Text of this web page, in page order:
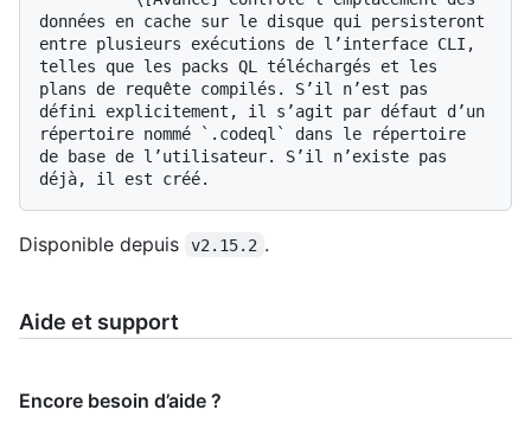
données en cache sur le disque qui persisteront
entre plusieurs exécutions de l’interface CLI,
telles que les packs QL téléchargés et les
plans de requête compilés. S’il n’est pas
défini explicitement, il s’agit par défaut d’un
répertoire nommé `.codeql` dans le répertoire
de base de l’utilisateur. S’il n’existe pas
Disponible depuis v2.15.2 .
Aide et support
Encore besoin d’aide ?